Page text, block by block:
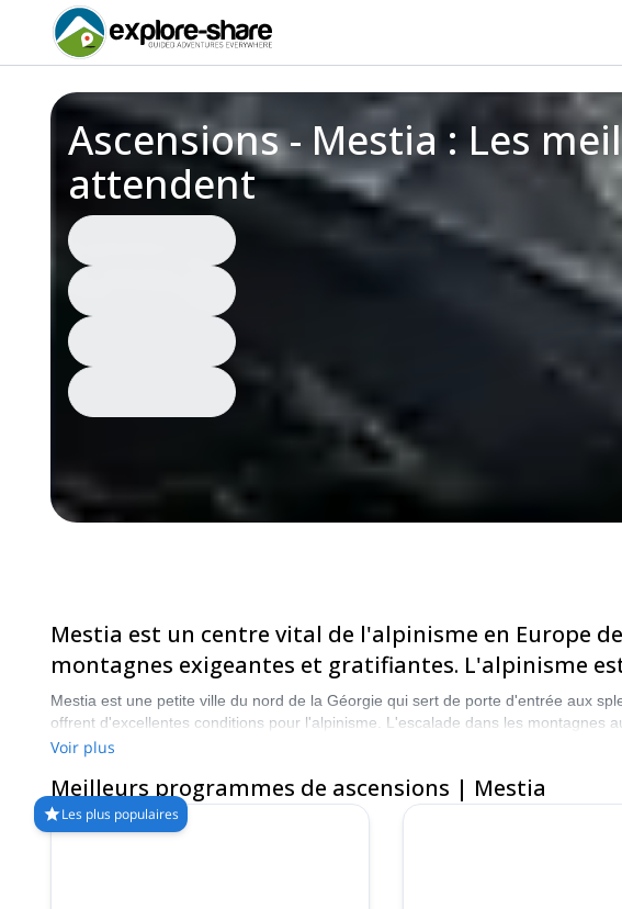
Ascensions - Mestia : Les
attendent
Mestia est un centre vital de l'alpinisme en Europe
montagnes exigeantes et gratifiantes. L'alpinisme
Mestia est une petite ville du nord de la Géorgie qui sert de porte d'entrée aux
offrent d'excellentes conditions pour l'alpinisme. L'escalade dans les montagnes
belles vues que l'on puisse rencontrer, le tout dans une partie sous-estimée du
Voir plus
Meilleurs programmes de ascensions | Mestia
Les plus populaires